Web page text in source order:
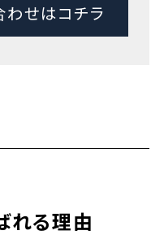
わせはコチラ
れる理由